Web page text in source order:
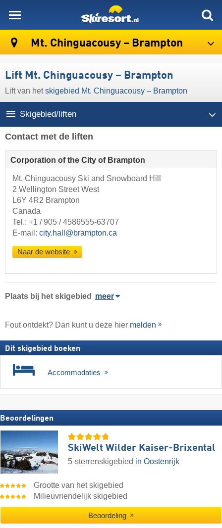
Mt. Chinguacousy – Brampton
Lift Mt. Chinguacousy – Brampton
Lift van hetskigebied Mt. Chinguacousy – Brampton
Skigebied/liften
Contact met de liften
Corporation of the City of Brampton
Mt. Chinguacousy Ski and Snowboard Hill
2 Wellington Street West
L6Y 4R2 Brampton
Canada
Tel.: +1 / 905 / 4586555-63707
E-mail: city.hall@brampton.ca
Naar de website
Plaats bij het skigebied meer
Fout ontdekt? Dan kunt u deze hier melden
Dit skigebied boeken
Accommodaties
Beoordelingen
SkiWelt Wilder Kaiser-Brixental
5-sterrenskigebied in Oostenrijk
Grootte van het skigebied
Milieuvriendelijk skigebied
Beoordeling